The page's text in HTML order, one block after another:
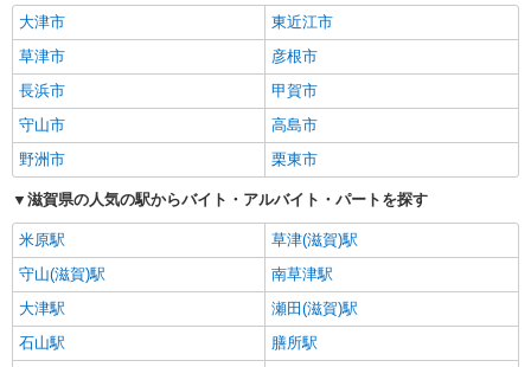
大津市
東近江市
草津市
彦根市
長浜市
甲賀市
守山市
高島市
野洲市
栗東市
滋賀県の人気の駅からバイト・アルバイト・パートを探す
米原駅
草津(滋賀)駅
守山(滋賀)駅
南草津駅
大津駅
瀬田(滋賀)駅
石山駅
膳所駅